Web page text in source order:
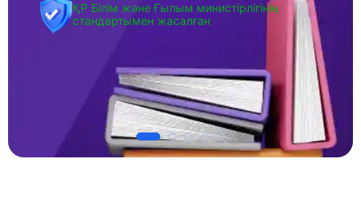
ҚР Білім және Ғылым министірлігінің
стандартымен жасалған